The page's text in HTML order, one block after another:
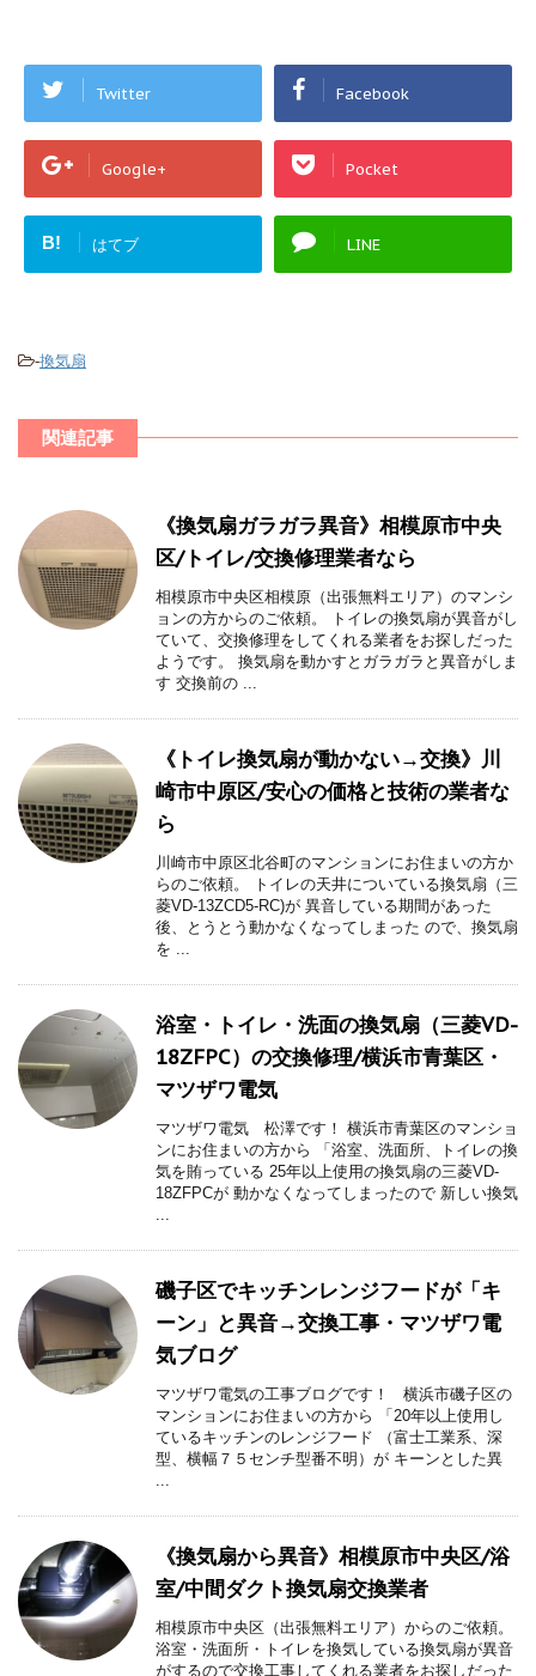
Twitter Facebook
Google+ Pocket
B! はてブ LINE
-換気扇
関連記事
《換気扇ガラガラ異音》相模原市中央
区/トイレ/交換修理業者なら
相模原市中央区相模原（出張無料エリア）のマンシ
ョンの方からのご依頼。 トイレの換気扇が異音がし
ていて、交換修理をしてくれる業者をお探しだった
ようです。 換気扇を動かすとガラガラと異音がしま
す 交換前の ...
《トイレ換気扇が動かない→交換》川
崎市中原区/安心の価格と技術の業者な
ら
川崎市中原区北谷町のマンションにお住まいの方か
らのご依頼。 トイレの天井についている換気扇（三
菱VD-13ZCD5-RC)が 異音している期間があった
後、とうとう動かなくなってしまった ので、換気扇
を ...
浴室・トイレ・洗面の換気扇（三菱VD-
18ZFPC）の交換修理/横浜市青葉区・
マツザワ電気
マツザワ電気 松澤です！ 横浜市青葉区のマンショ
ンにお住まいの方から 「浴室、洗面所、トイレの換
気を賄っている 25年以上使用の換気扇の三菱VD-
18ZFPCが 動かなくなってしまったので 新しい換気
...
磯子区でキッチンレンジフードが「キ
ーン」と異音→交換工事・マツザワ電
気ブログ
マツザワ電気の工事ブログです！ 横浜市磯子区の
マンションにお住まいの方から 「20年以上使用し
ているキッチンのレンジフード （富士工業系、深
型、横幅７５センチ型番不明）が キーンとした異
...
《換気扇から異音》相模原市中央区/浴
室/中間ダクト換気扇交換業者
相模原市中央区（出張無料エリア）からのご依頼。
浴室・洗面所・トイレを換気している換気扇が異音
がするので交換工事してくれる業者をお探しだった